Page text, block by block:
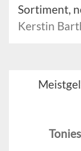
Sortiment,
Kerstin